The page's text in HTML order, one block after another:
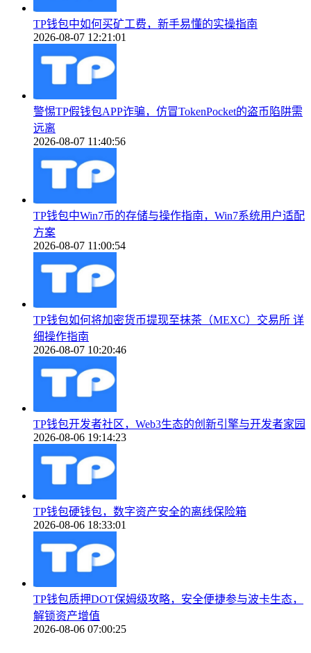
TP钱包中如何买矿工费，新手易懂的实操指南
2026-08-07 12:21:01
警惕TP假钱包APP诈骗，仿冒TokenPocket的盗币陷阱需
远离
2026-08-07 11:40:56
TP钱包中Win7币的存储与操作指南，Win7系统用户适配
方案
2026-08-07 11:00:54
TP钱包如何将加密货币提现至抹茶（MEXC）交易所 详
细操作指南
2026-08-07 10:20:46
TP钱包开发者社区，Web3生态的创新引擎与开发者家园
2026-08-06 19:14:23
TP钱包硬钱包，数字资产安全的离线保险箱
2026-08-06 18:33:01
TP钱包质押DOT保姆级攻略，安全便捷参与波卡生态，
解锁资产增值
2026-08-06 07:00:25